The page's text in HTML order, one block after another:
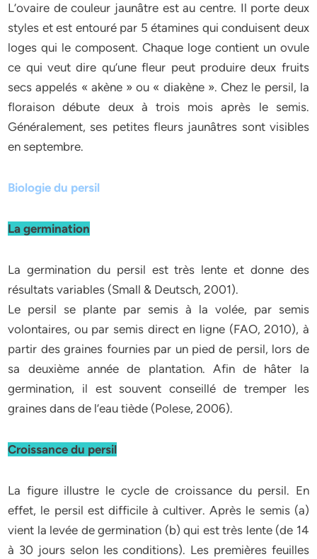
L’ovaire de couleur jaunâtre est au centre. Il porte deux
styles et est entouré par 5 étamines qui conduisent deux
loges qui le composent. Chaque loge contient un ovule
ce qui veut dire qu’une fleur peut produire deux fruits
secs appelés « akène » ou « diakène ». Chez le persil, la
floraison débute deux à trois mois après le semis.
Généralement, ses petites fleurs jaunâtres sont visibles
en septembre.
Biologie du persil
La germination
La germination du persil est très lente et donne des
résultats variables (Small & Deutsch, 2001).
Le persil se plante par semis à la volée, par semis
volontaires, ou par semis direct en ligne (FAO, 2010), à
partir des graines fournies par un pied de persil, lors de
sa deuxième année de plantation. Afin de hâter la
germination, il est souvent conseillé de tremper les
graines dans de l’eau tiède (Polese, 2006).
Croissance du persil
La figure illustre le cycle de croissance du persil. En
effet, le persil est difficile à cultiver. Après le semis (a)
vient la levée de germination (b) qui est très lente (de 14
à 30 jours selon les conditions). Les premières feuilles